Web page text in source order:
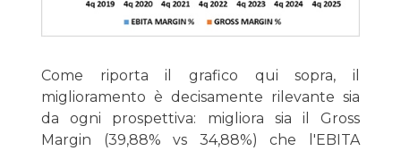
Come riporta il grafico qui sopra, il
miglioramento è decisamente rilevante sia
da ogni prospettiva: migliora sia il Gross
Margin (39,88% vs 34,88%) che l'EBITA